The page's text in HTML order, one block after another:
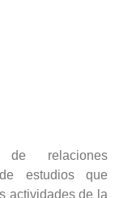
relaciones
estudios que
actividades de la